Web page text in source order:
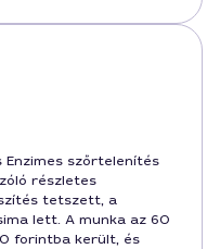
Enzimes szőrtelenítés
részletes
tetszett, a
lett. A munka az 60
forintba került, és